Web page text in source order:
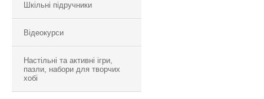
Шкільні підручники
Відеокурси
Настільні та активні ігри,
пазли, набори для творчих
хобі